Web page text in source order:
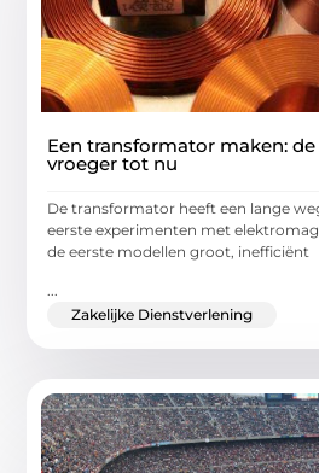
Een transformator maken:
vroeger tot nu
De transformator heeft een lange
eerste experimenten met
de eerste modellen groot, inefficiënt
...
Zakelijke Dienstverlening